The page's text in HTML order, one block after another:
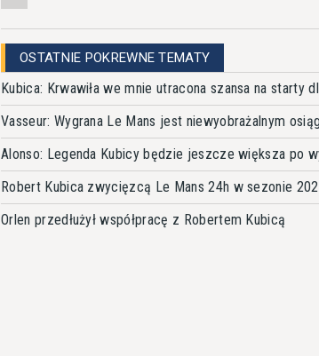
OSTATNIE POKREWNE TEMATY
Kubica: Krwawiła we mnie utracona szansa na starty
Vasseur: Wygrana Le Mans jest niewyobrażalnym
Alonso: Legenda Kubicy będzie jeszcze większa po
Robert Kubica zwycięzcą Le Mans 24h w sezonie
Orlen przedłużył współpracę z Robertem Kubicą